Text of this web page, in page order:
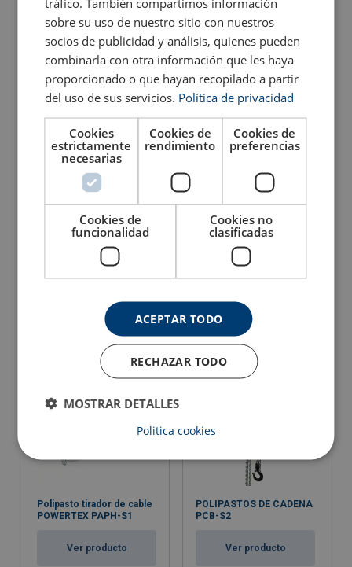
Rango de temperatura:
Acabado:
Nota:
Sujetacables Powertex
Grip PWRG
Ver producto
Elevador de imanes
PLM
Ver producto
Polipasto de cadena con
carcasa aluminio
POWERTEX PACB-S1
Ver producto
Polipasto de palanca con
carcasa aluminio
POWERTEX PALH-S1
Ver producto
Polipasto tirador de cable
POWERTEX PAPH-S1
Ver producto
POLIPASTOS DE CADENA
PCB-S2
Ver producto
sobre su uso de nuestro sitio con nuestros
socios de publicidad y análisis, quienes pueden
combinarla con otra información que les haya
proporcionado o que hayan recopilado a partir
del uso de sus servicios. Política de privacidad
Cookies
estrictamente
necesarias
Cookies de
rendimiento
Cookies de
preferencias
Cookies de
funcionalidad
Cookies no
clasificadas
ACEPTAR TODO
RECHAZAR TODO
MOSTRAR DETALLES
Politica cookies